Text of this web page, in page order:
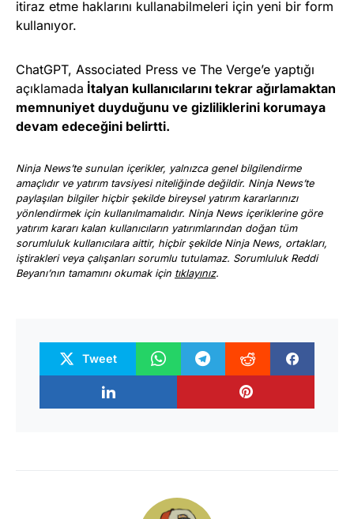
itiraz etme haklarını kullanabilmeleri için yeni bir form
kullanıyor.
ChatGPT, Associated Press ve The Verge’e yaptığı
açıklamada İtalyan kullanıcılarını tekrar ağırlamaktan
memnuniyet duyduğunu ve gizliliklerini korumaya
devam edeceğini belirtti.
Ninja News’te sunulan içerikler, yalnızca genel bilgilendirme
amaçlıdır ve yatırım tavsiyesi niteliğinde değildir. Ninja News’te
paylaşılan bilgiler hiçbir şekilde bireysel yatırım kararlarınızı
yönlendirmek için kullanılmamalıdır. Ninja News içeriklerine göre
yatırım kararı kalan kullanıcıların yatırımlarından doğan tüm
sorumluluk kullanıcılara aittir, hiçbir şekilde Ninja News, ortakları,
iştirakleri veya çalışanları sorumlu tutulamaz. Sorumluluk Reddi
Beyanı’nın tamamını okumak için tıklayınız.
Tweet